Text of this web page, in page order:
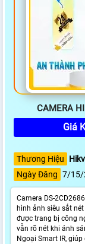
CAMERA
Giá
Thương Hiệu
Ngày Đăng 7/15/
Camera DS-
hình ảnh siêu sắt
được trang bị công
vẫn rõ nét khi ánh
Ngoại Smart IR,